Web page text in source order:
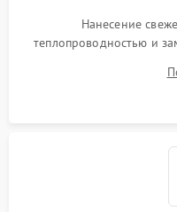
Нанесение
теплопроводностью и
шлейфов, модулей